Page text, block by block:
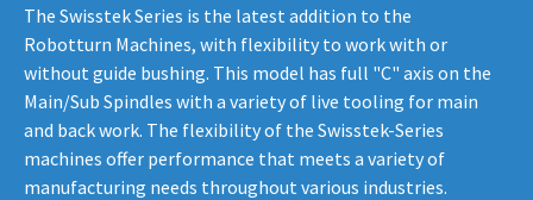
The Swisstek Series is the latest addition to the
Robotturn Machines, with flexibility to work with or
without guide bushing. This model has full "C" axis on the
Main/Sub Spindles with a variety of live tooling for main
and back work. The flexibility of the Swisstek-Series
machines offer performance that meets a variety of
manufacturing needs throughout various industries.